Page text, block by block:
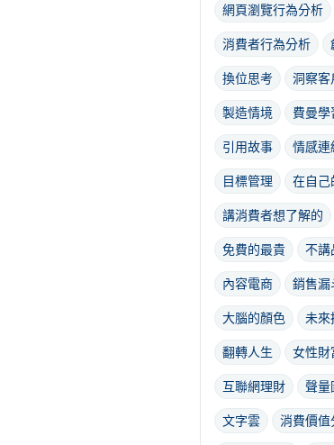
網頁瀏覽行為分析
消費者行為分析
換位思考
洞察客
製造情境
費曼學
引用故事
情感連
目標管理
在自己
講消費者想了解的
免費的最貴
不講
內容電商
銷售漏
大腦的顏色
未來
翻轉人生
女性財
互聯網理財
聲量
文字雲
消費價值